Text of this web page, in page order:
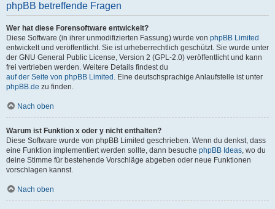
phpBB betreffende Fragen
Wer hat diese Forensoftware entwickelt?
Diese Software (in ihrer unmodifizierten Fassung) wurde von phpBB Limited
entwickelt und veröffentlicht. Sie ist urheberrechtlich geschützt. Sie wurde unter
der GNU General Public License, Version 2 (GPL-2.0) veröffentlicht und kann
frei vertrieben werden. Weitere Details findest du
auf der Seite von phpBB Limited . Eine deutschsprachige Anlaufstelle ist unter
phpBB.de zu finden.
Nach oben
Warum ist Funktion x oder y nicht enthalten?
Diese Software wurde von phpBB Limited geschrieben. Wenn du denkst, dass
eine Funktion implementiert werden sollte, dann besuche phpBB Ideas, wo du
deine Stimme für bestehende Vorschläge abgeben oder neue Funktionen
vorschlagen kannst.
Nach oben